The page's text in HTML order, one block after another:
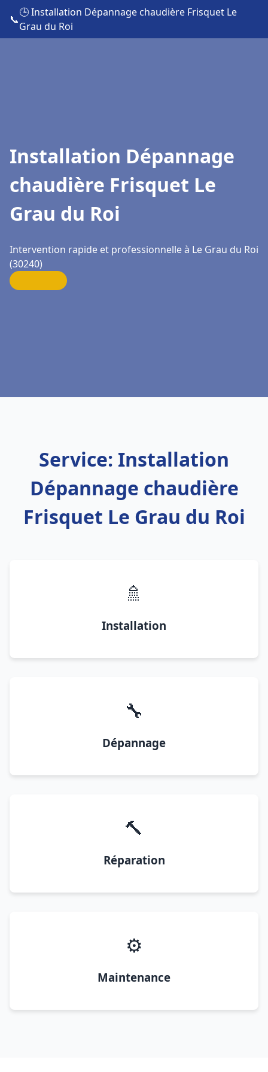
📞
🕒 Installation Dépannage chaudière Frisquet Le
Grau du Roi
Installation Dépannage
chaudière Frisquet Le
Grau du Roi
Intervention rapide et professionnelle à Le Grau du Roi
(30240)
Service: Installation
Dépannage chaudière
Frisquet Le Grau du Roi
🚿
Installation
🔧
Dépannage
🔨
Réparation
⚙️
Maintenance